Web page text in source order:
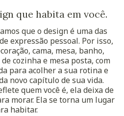
que habita em você.
que o design é uma das
expressão pessoal. Por isso,
cama, mesa, banho,
cozinha e mesa posta, com
para acolher a sua rotina e
novo capítulo de sua vida.
quem você é, ela deixa de
morar. Ela se torna um lugar
habitar.